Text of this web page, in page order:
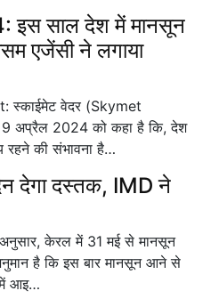
साल देश में मानसून
एजेंसी ने लगाया
स्काईमेट वेदर (Skymet
9 अप्रैल 2024 को कहा है कि, देश
रहने की संभावना है…
देगा दस्तक, IMD ने
अनुसार, केरल में 31 मई से मानसून
है कि इस बार मानसून आने से
में आइ…